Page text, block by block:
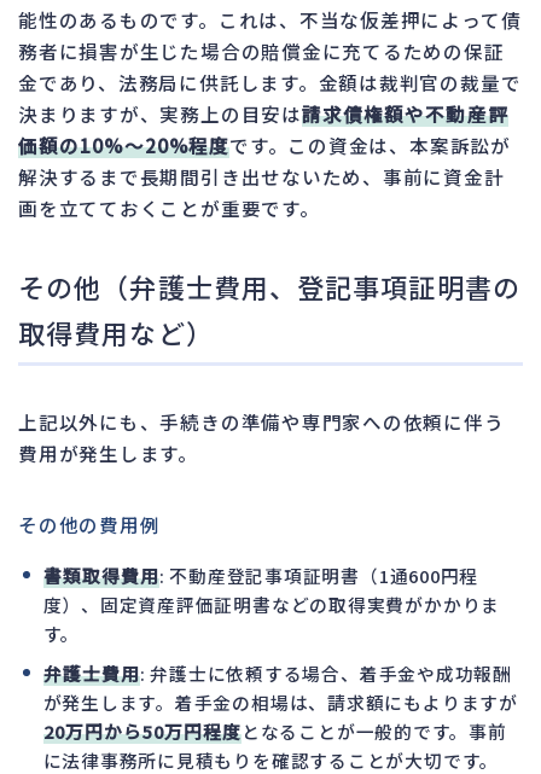
能性のあるものです。これは、不当な仮差押によって債
務者に損害が生じた場合の賠償金に充てるための保証
金であり、法務局に供託します。金額は裁判官の裁量で
決まりますが、実務上の目安は請求債権額や不動産評
価額の10%～20%程度です。この資金は、本案訴訟が
解決するまで長期間引き出せないため、事前に資金計
画を立てておくことが重要です。
その他（弁護士費用、登記事項証明書の
取得費用など）
上記以外にも、手続きの準備や専門家への依頼に伴う
費用が発生します。
その他の費用例
書類取得費用: 不動産登記事項証明書（1通600円程
度）、固定資産評価証明書などの取得実費がかかりま
す。
弁護士費用: 弁護士に依頼する場合、着手金や成功報酬
が発生します。着手金の相場は、請求額にもよりますが
20万円から50万円程度となることが一般的です。事前
に法律事務所に見積もりを確認することが大切です。